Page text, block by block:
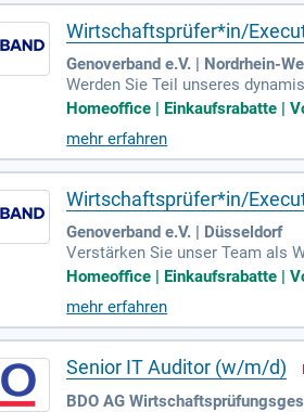
Wirtschaftsprüfer*in/
Genoverband e.V. | Nordrhein-
Werden Sie Teil unseres
tfalen. Sie betreuen und prüfen
emäß § 340k HGB und § 29
G durch. Bewerben Sie sich
Homeoffice | Einkaufsrabatte |
mehr erfahren
Wirtschaftsprüfer*in/
Genoverband e.V. | Düsseldorf
Verstärken Sie unser Team als
Betreuung von Großbanken in
nach § 53 GenG, § 340k HGB
Teil eines engagierten Teams,
Homeoffice | Einkaufsrabatte |
mehr erfahren
Senior IT Auditor (w/m/d)
BDO AG